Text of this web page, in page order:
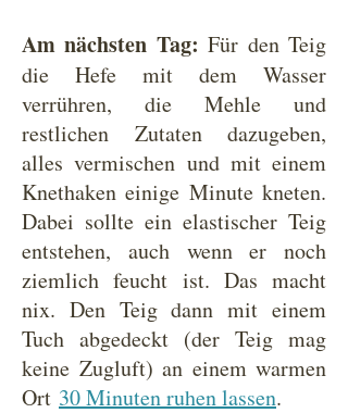
Am nächsten Tag: Für den Teig
die Hefe mit dem Wasser
verrühren, die Mehle und
restlichen Zutaten dazugeben,
alles vermischen und mit einem
Knethaken einige Minute kneten.
Dabei sollte ein elastischer Teig
entstehen, auch wenn er noch
ziemlich feucht ist. Das macht
nix. Den Teig dann mit einem
Tuch abgedeckt (der Teig mag
keine Zugluft) an einem warmen
Ort 30 Minuten ruhen lassen.